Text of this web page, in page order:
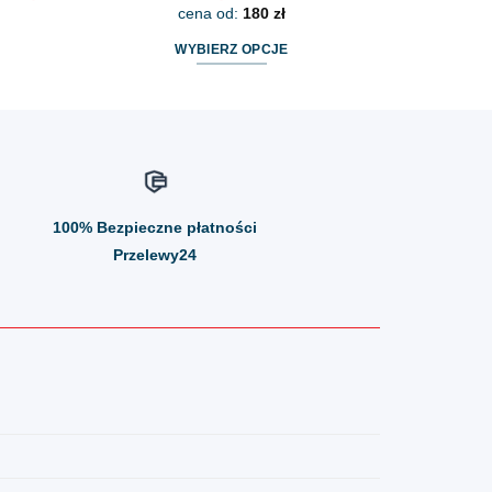
cena od: 180 zł
WYBIERZ OPCJE
można
produktu
100% Bezpieczne płatności
Przelewy24